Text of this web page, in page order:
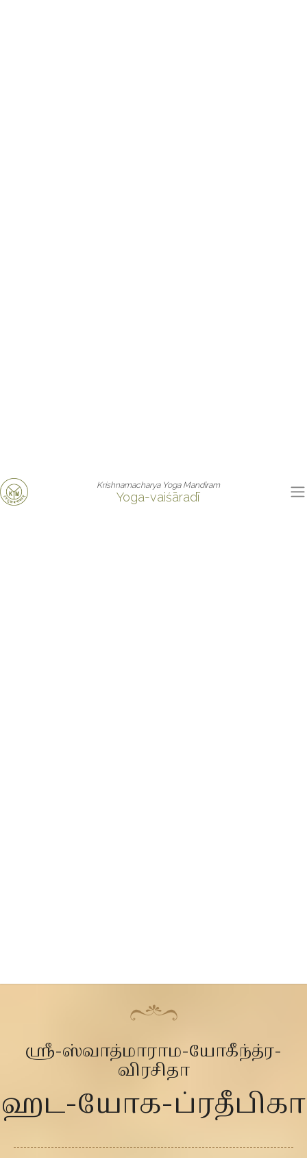
Krishnamacharya Yoga Mandiram
Yoga-vaiśāradī
ஶ்ரீ-ஸ்வாத்மாராம-யோகீந்த்ர-
விரசிதா
ஹட-யோக-ப்ரதீபிகா